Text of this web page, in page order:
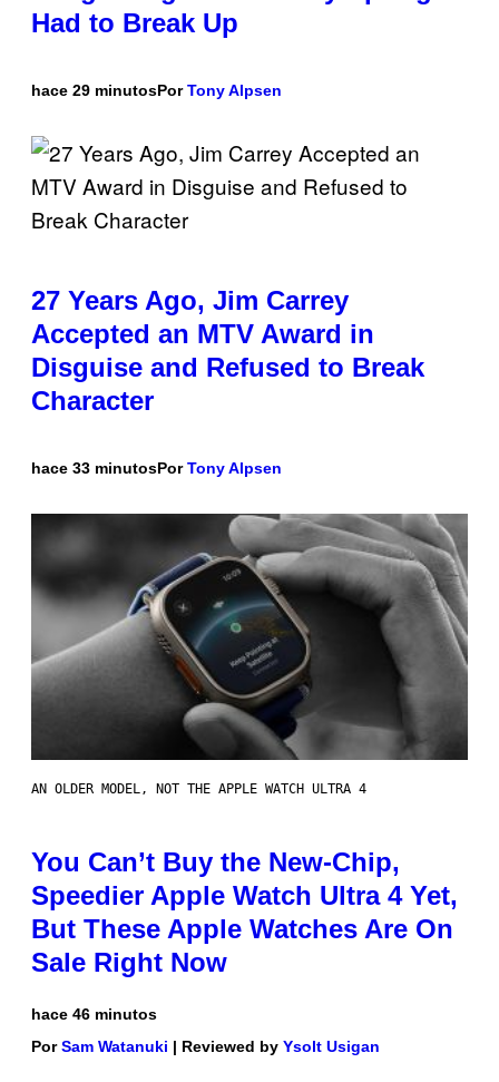
Had to Break Up
hace 29 minutosPorTony Alpsen
27 Years Ago, Jim Carrey
Accepted an MTV Award in
Disguise and Refused to Break
Character
hace 33 minutosPorTony Alpsen
AN OLDER MODEL, NOT THE APPLE WATCH ULTRA 4
You Can’t Buy the New-Chip,
Speedier Apple Watch Ultra 4 Yet,
But These Apple Watches Are On
Sale Right Now
hace 46 minutos
PorSam Watanuki | Reviewed by Ysolt Usigan